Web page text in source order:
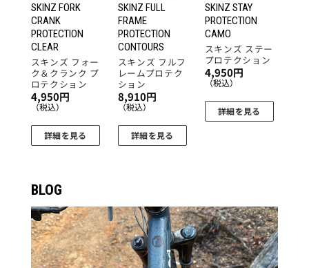
SKINZ FORK
CRANK
PROTECTION
CLEAR
スキンズ フォー
ク＆クランク プ
ロテクション
4,950円
（税込）
詳細を見る
SKINZ FULL
FRAME
PROTECTION
CONTOURS
スキンズ フルフ
レームプロテク
ション
8,910円
（税込）
詳細を見る
SKINZ STAY
PROTECTION
CAMO
スキンズ ステー
プロテクション
4,950円
（税込）
詳細を見る
BLOG